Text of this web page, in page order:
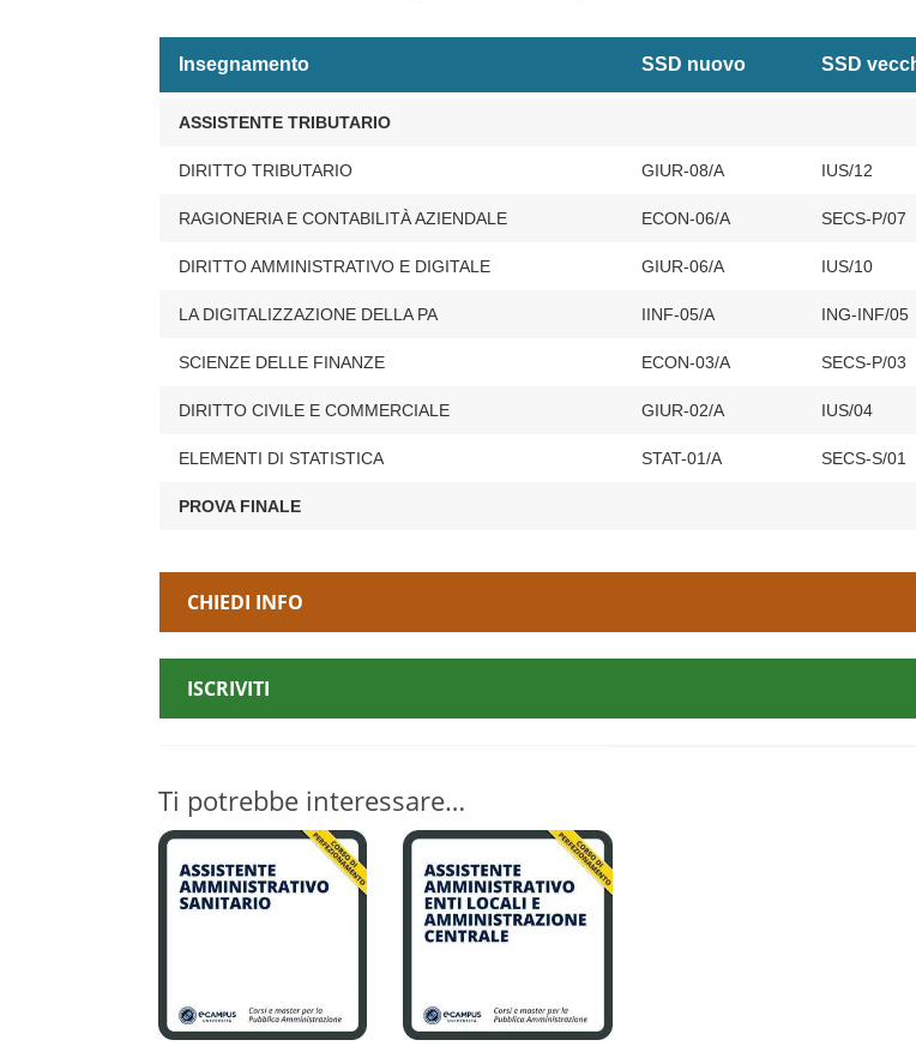
studi
corso
perfezionamento
Assistente
Insegnamento SSD nuovo SSD
ASSISTENTE TRIBUTARIO
DIRITTO TRIBUTARIO GIUR-08/A IUS/12
RAGIONERIA E CONTABILITÀ AZIENDALE ECON-06/A SECS-P/07
DIRITTO AMMINISTRATIVO E DIGITALE GIUR-06/A IUS/10
LA DIGITALIZZAZIONE DELLA PA IINF-05/A ING-INF/05
SCIENZE DELLE FINANZE ECON-03/A SECS-P/03
DIRITTO CIVILE E COMMERCIALE GIUR-02/A IUS/04
ELEMENTI DI STATISTICA STAT-01/A SECS-S/01
PROVA FINALE
CHIEDI INFO
ISCRIVITI
Ti potrebbe interessare…